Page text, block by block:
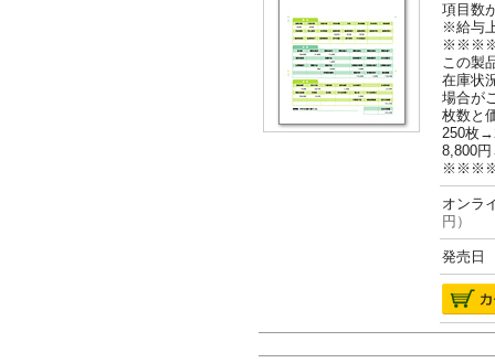
項目数
※給与
この製
在庫状
場合が
枚数と
250枚
8,800
オン
円）
発売日